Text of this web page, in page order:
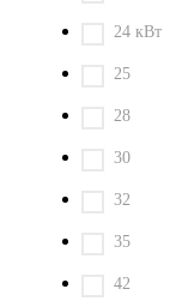
24 кВт
25
28
30
32
35
42